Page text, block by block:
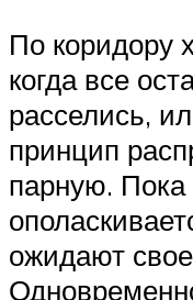
По коридору
когда все
расселись,
принцип
парную. Пока
ожидают